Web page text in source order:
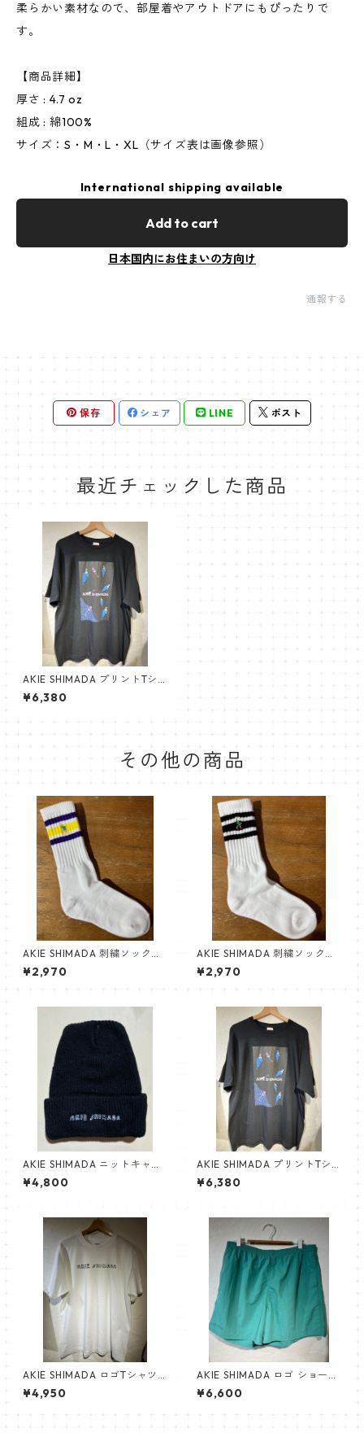
柔らかい素材なので、部屋着やアウトドアにもぴったりで
す。
【商品詳細】
厚さ : 4.7 oz
組成 : 綿100%
サイズ：S・M・L・XL（サイズ表は画像参照）
International shipping available
Add to cart
日本国内にお住まいの方向け
通報する
保存 シェア LINE ポスト
最近チェックした商品
AKIE SHIMADA プリントTシ
ャツ（黒）
¥6,380
その他の商品
AKIE SHIMADA 刺繍ソックス
（白×黄色×紫）
¥2,970
AKIE SHIMADA 刺繍ソックス
（白×黒）
¥2,970
AKIE SHIMADA ニットキャッ
プ（黒）NEW!!
¥4,800
AKIE SHIMADA プリントTシ
ャツ（黒）
¥6,380
AKIE SHIMADA ロゴTシャツ
（白）
¥4,950
AKIE SHIMADA ロゴ ショート
パンツ（緑）
¥6,600